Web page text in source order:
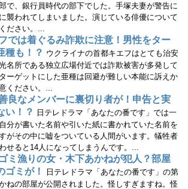
で、銀行員時代の部下でした。手塚夫妻が警告に
襲われてしまいました。演じている俳優について
ださい。...
では着ぐるみ詐欺に注意！男性をター
種も！？ ウクライナの首都キエフはとても治安
名所である独立広場付近では詐欺被害が多発して
ーゲットにした亜種は回避が難しい本能に訴えか
ください。...
良なメンバーに裏切り者が！申告と実
い！？ 日テレドラマ「あなたの番です」では一
分が書いた名前や引いた紙に書かれていた名前を
がその中に嘘をついている人間がいます。犠牲者
せると14人になってしまうんです。...
ミ漁りの女・木下あかねが犯人？部屋
ゴミが！
日テレドラマ「あなたの番です」の第
ねの部屋が公開されました。怪しすぎますね。怪